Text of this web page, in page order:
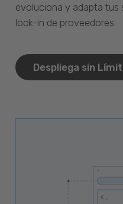
evoluciona y adapta tus
lock-in de proveedores.
Despliega sin